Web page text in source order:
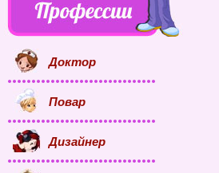
Доктор
Повар
Дизайнер